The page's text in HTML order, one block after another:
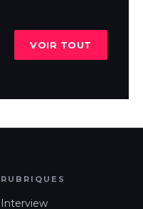
VOIR TOUT
RUBRIQUES
Interview